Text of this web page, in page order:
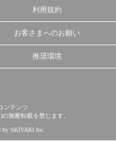
利用規約
お客さまへのお願い
推奨環境
ンテンツ
無断転載を禁じます。
by SKIYAKI Inc.